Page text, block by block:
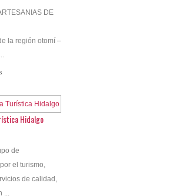
DE
la región otomí –
Hidalgo
de
el turismo,
de calidad,
...